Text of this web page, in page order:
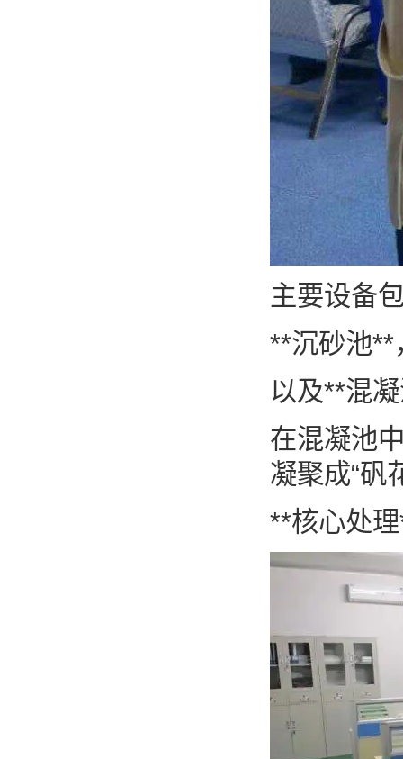
主要设备
**沉砂池**
以及**混
在混凝池
凝聚成“矾
**核心处